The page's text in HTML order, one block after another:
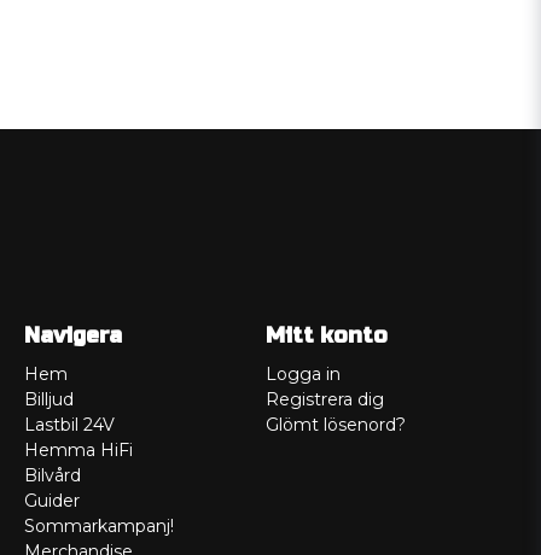
Navigera
Hem
Billjud
Lastbil 24V
Hemma HiFi
Bilvård
Guider
Sommarkampanj!
Mitt konto
Logga in
Registrera dig
Glömt lösenord?